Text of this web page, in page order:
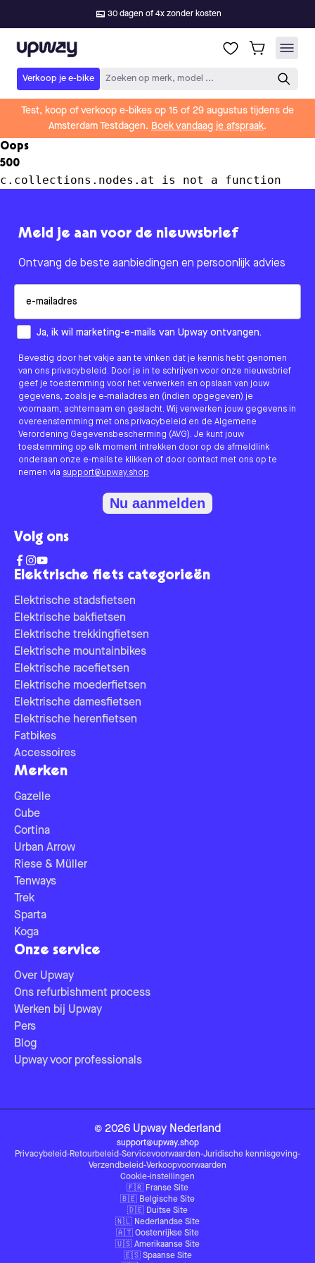
30 dagen of 4x zonder kosten
Upway
Verkoop je e-bike Zoeken op merk, model ...
Test, koop of verkoop e-bikes op 15 of 29 augustus tijdens de
Amsterdam Testdagen. Boek vandaag je afspraak.
Oops
500
c.collections.nodes.at is not a function
Elektrische fiets categorieën
Elektrische stadsfietsen
Elektrische bakfietsen
Elektrische trekkingfietsen
Elektrische mountainbikes
Elektrische racefietsen
Elektrische moederfietsen
Elektrische damesfietsen
Elektrische herenfietsen
Fatbikes
Accessoires
Merken
Gazelle
Cube
Cortina
Urban Arrow
Riese & Müller
Tenways
Trek
Sparta
Koga
Onze service
Over Upway
Ons refurbishment process
Werken bij Upway
Pers
Blog
Upway voor professionals
Meld je aan voor de nieuwsbrief
Ontvang de beste aanbiedingen en persoonlijk advies
How would you like to hear from us?
Ja, ik wil marketing-e-mails van Upway ontvangen.
Bevestig door het vakje aan te vinken dat je kennis hebt genomen
van ons privacybeleid. Door je in te schrijven voor onze nieuwsbrief
geef je toestemming voor het verwerken en opslaan van jouw
gegevens, zoals je e-mailadres en (indien opgegeven) je
voornaam, achternaam en geslacht. Wij verwerken jouw gegevens in
overeenstemming met ons privacybeleid en de Algemene
Verordening Gegevensbescherming (AVG). Je kunt jouw
toestemming op elk moment intrekken door op de afmeldlink
onderaan onze e-mails te klikken of door contact met ons op te
nemen via support@upway.shop
Nu aanmelden
Volg ons
© 2026 Upway Nederland
support@upway.shop
Privacybeleid-Retourbeleid-Servicevoorwaarden-Juridische kennisgeving-
Verzendbeleid-Verkoopvoorwaarden
Cookie-instellingen
🇫🇷 Franse Site
🇧🇪 Belgische Site
🇩🇪 Duitse Site
🇳🇱 Nederlandse Site
🇦🇹 Oostenrijkse Site
🇺🇸 Amerikaanse Site
🇪🇸 Spaanse Site